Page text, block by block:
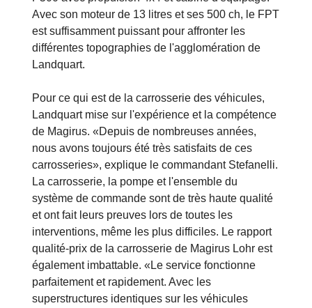
Avec son moteur de 13 litres et ses 500 ch, le FPT
est suffisamment puissant pour affronter les
différentes topographies de l'agglomération de
Landquart.
Pour ce qui est de la carrosserie des véhicules,
Landquart mise sur l'expérience et la compétence
de Magirus. «Depuis de nombreuses années,
nous avons toujours été très satisfaits de ces
carrosseries», explique le commandant Stefanelli.
La carrosserie, la pompe et l'ensemble du
système de commande sont de très haute qualité
et ont fait leurs preuves lors de toutes les
interventions, même les plus difficiles. Le rapport
qualité-prix de la carrosserie de Magirus Lohr est
également imbattable. «Le service fonctionne
parfaitement et rapidement. Avec les
superstructures identiques sur les véhicules